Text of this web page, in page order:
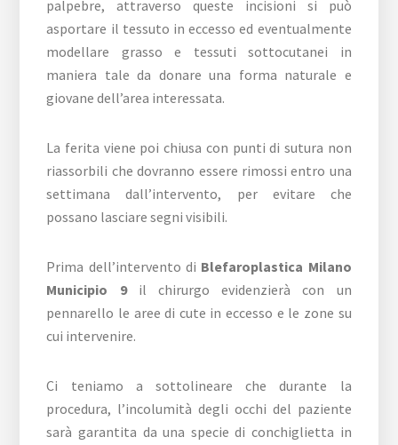
palpebre, attraverso queste incisioni si può
asportare il tessuto in eccesso ed eventualmente
modellare grasso e tessuti sottocutanei in
maniera tale da donare una forma naturale e
giovane dell’area interessata.
La ferita viene poi chiusa con punti di sutura non
riassorbili che dovranno essere rimossi entro una
settimana dall’intervento, per evitare che
possano lasciare segni visibili.
Prima dell’intervento di Blefaroplastica Milano
Municipio 9il chirurgo evidenzierà con un
pennarello le aree di cute in eccesso e le zone su
cui intervenire.
Ci teniamo a sottolineare che durante la
procedura, l’incolumità degli occhi del paziente
sarà garantita da una specie di conchiglietta in